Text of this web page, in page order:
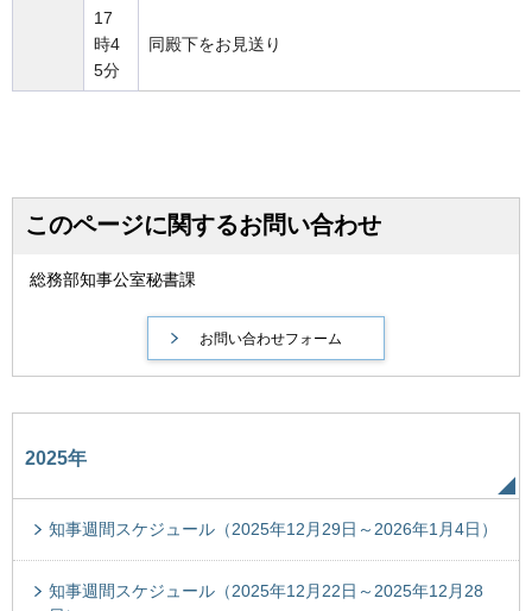
17
時4
5分
同殿下をお見送り
このページに関するお問い合わせ
総務部知事公室秘書課
2025年
知事週間スケジュール（2025年12月29日～2026年1月4日）
知事週間スケジュール（2025年12月22日～2025年12月28